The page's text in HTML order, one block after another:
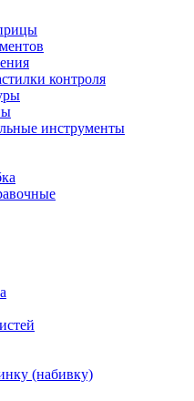
контроля
инструменты
(набивку)